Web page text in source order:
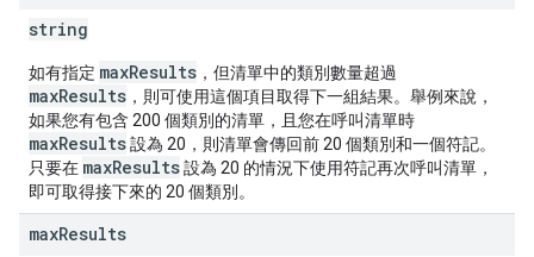
string
如有指定 maxResults ，但清單中的類別數量超過
maxResults ，則可使用這個項目取得下一組結果。舉例來說，
如果您有包含 200 個類別的清單，且您在呼叫清單時
maxResults設為 20，則清單會傳回前 20 個類別和一個符記。
只要在 maxResults設為 20 的情況下使用符記再次呼叫清單，
即可取得接下來的 20 個類別。
maxResults